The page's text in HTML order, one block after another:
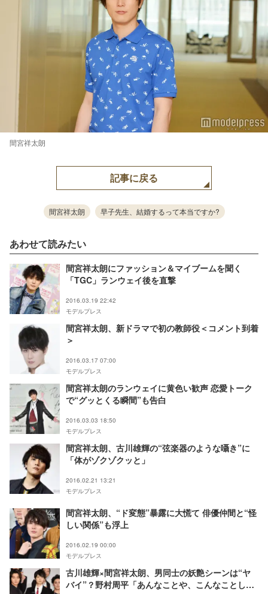
間宮祥太朗
記事に戻る
間宮祥太朗 早子先生、結婚するって本当ですか?
あわせて読みたい
間宮祥太朗にファッション＆マイブームを聞く
「TGC」ランウェイ後を直撃
2016.03.19 22:42
モデルプレス
間宮祥太朗、新ドラマで初の教師役＜コメント到着
＞
2016.03.17 07:00
モデルプレス
間宮祥太朗のランウェイに黄色い歓声 恋愛トーク
で“グッとくる瞬間”も告白
2016.03.03 18:50
モデルプレス
間宮祥太朗、古川雄輝の“弦楽器のような囁き”に
「体がゾクゾクッと」
2016.02.21 13:21
モデルプレス
間宮祥太朗、“ド変態”暴露に大慌て 俳優仲間と“怪
しい関係”も浮上
2016.02.19 00:00
モデルプレス
古川雄輝×間宮祥太朗、男同士の妖艶シーンは“ヤ
バイ”？野村周平「あんなことや、こんなことして